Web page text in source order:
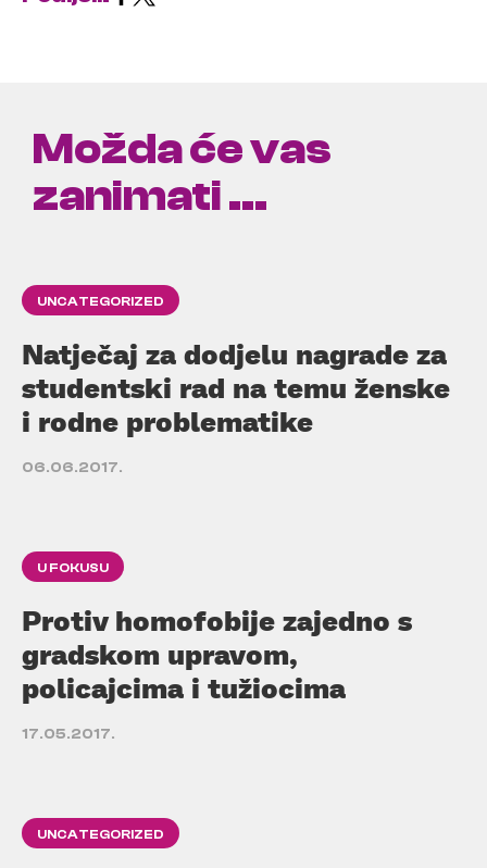
Možda će vas
zanimati ...
UNCATEGORIZED
Natječaj za dodjelu nagrade za
studentski rad na temu ženske
i rodne problematike
06.06.2017.
U FOKUSU
Protiv homofobije zajedno s
gradskom upravom,
policajcima i tužiocima
17.05.2017.
UNCATEGORIZED